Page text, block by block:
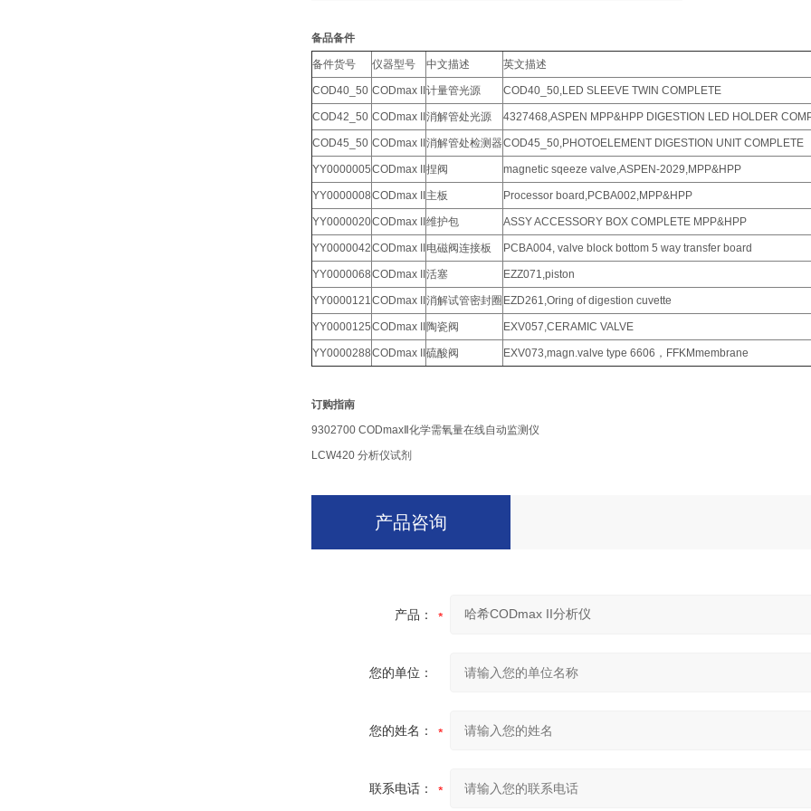
备品备件
备件货号 仪器型号 中文描述 英文描述
COD40_50 CODmax II 计量管光源 COD40_50,LED SLEEVE TWIN COMPLETE
COD42_50 CODmax II 消解管处光源 4327468,ASPEN MPP&HPP DIGESTION LED HOLDER
COD45_50 CODmax II 消解管处检测器COD45_50,PHOTOELEMENT DIGESTION UNIT COMPLETE
YY0000005CODmax II 捏阀 magnetic sqeeze valve,ASPEN-2029,MPP&HPP
YY0000008CODmax II 主板 Processor board,PCBA002,MPP&HPP
YY0000020CODmax II 维护包 ASSY ACCESSORY BOX COMPLETE MPP&HPP
YY0000042CODmax II 电磁阀连接板 PCBA004, valve block bottom 5 way transfer board
YY0000068CODmax II 活塞 EZZ071,piston
YY0000121CODmax II 消解试管密封圈 EZD261,Oring of digestion cuvette
YY0000125CODmax II 陶瓷阀 EXV057,CERAMIC VALVE
YY0000288CODmax II 硫酸阀 EXV073,magn.valve type 6606，FFKMmembrane
订购指南
9302700 CODmaxⅡ化学需氧量在线自动监测仪
LCW420 分析仪试剂
产品咨询
产品：
您的单位：
您的姓名：
联系电话：